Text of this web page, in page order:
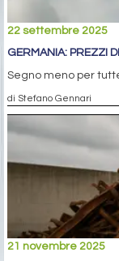
22 settembre 2025
GERMANIA: PREZZI
Segno meno per
di Stefano Gennari
21 novembre 2025